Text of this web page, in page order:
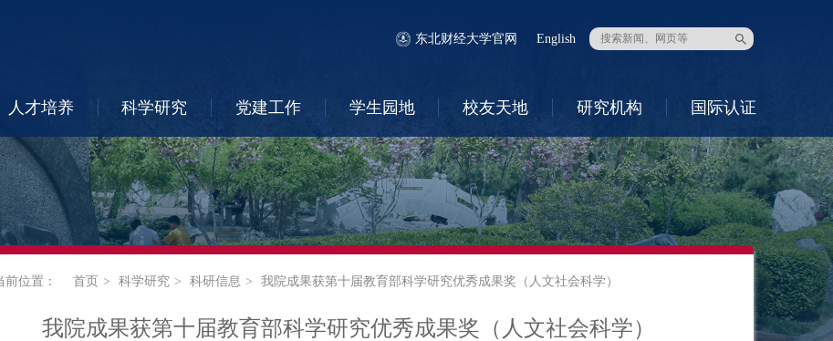
东北财经大学官网 English
人才培养 科学研究 党建工作 学生园地 校友天地 研究机构 国际认证
前位置： 首页 科学研究 科研信息 我院成果获第十届教育部科学研究优秀成果奖（人文社会科学）
我院成果获第十届教育部科学研究优秀成果奖（人文社会科学）